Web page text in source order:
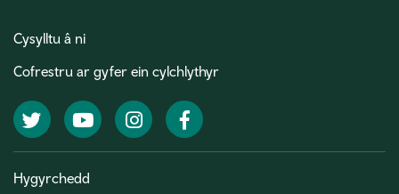
Cysylltu â ni
Cofrestru ar gyfer ein cylchlythyr
TwitterYouTubeInstagramFacebook
Hygyrchedd